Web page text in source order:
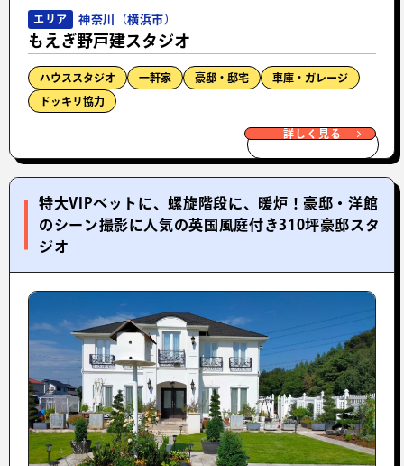
エリア 神奈川（横浜市）
もえぎ野戸建スタジオ
ハウススタジオ 一軒家 豪邸・邸宅 車庫・ガレージ
ドッキリ協力
詳しく見る
特大VIPベットに、螺旋階段に、暖炉！豪邸・洋館
のシーン撮影に人気の英国風庭付き310坪豪邸スタ
ジオ